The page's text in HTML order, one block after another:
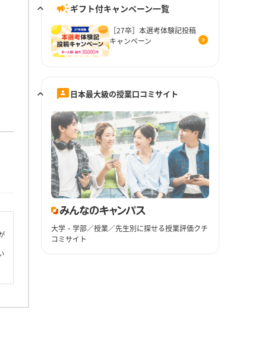
ギフト付キャンペーン一覧
［27卒］本選考体験記投稿
キャンペーン
日本最大級の授業口コミサイト
大学・学部／授業／先生別に探せる授業評価クチ
コミサイト